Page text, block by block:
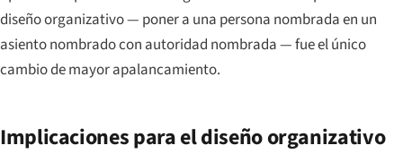
diseño organizativo — poner a una persona nombrada en un
asiento nombrado con autoridad nombrada — fue el único
cambio de mayor apalancamiento.
Implicaciones para el diseño organizativo